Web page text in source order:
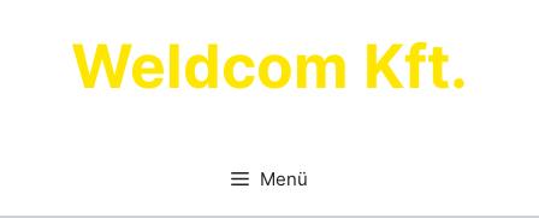
tartalombaWeldcom Kft.
Menü